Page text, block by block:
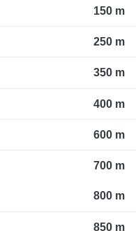
150 m
250 m
350 m
400 m
600 m
700 m
800 m
850 m